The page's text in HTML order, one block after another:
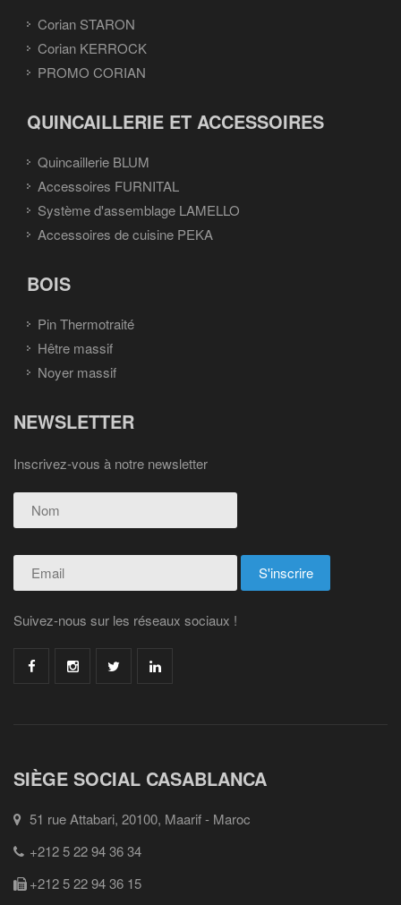
Corian STARON
Corian KERROCK
PROMO CORIAN
QUINCAILLERIE ET ACCESSOIRES
Quincaillerie BLUM
Accessoires FURNITAL
Système d'assemblage LAMELLO
Accessoires de cuisine PEKA
BOIS
Pin Thermotraité
Hêtre massif
Noyer massif
NEWSLETTER
Inscrivez-vous à notre newsletter
Suivez-nous sur les réseaux sociaux !
SIÈGE SOCIAL CASABLANCA
51 rue Attabari, 20100, Maarif - Maroc
+212 5 22 94 36 34
+212 5 22 94 36 15